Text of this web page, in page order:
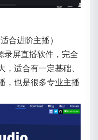
合进阶主播）
录屏直播软件，完全
适合有一定基础、
，也是很多专业主播